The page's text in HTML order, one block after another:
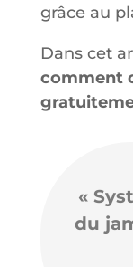
grâce au
Dans cet
comment
«
du